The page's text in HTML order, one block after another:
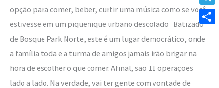
opção para comer, beber, curtir uma música como se você
estivesse em um piquenique urbano descolado Batizado
de Bosque Park Norte, este é um lugar democrático, onde
a família toda e a turma de amigos jamais irão brigar na
hora de escolher o que comer. Afinal, são 11 operações
lado a lado. Na verdade, vai ter gente com vontade de